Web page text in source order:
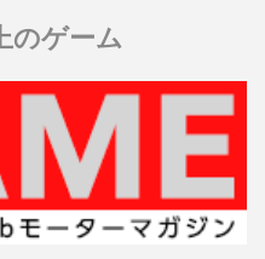
のゲーム